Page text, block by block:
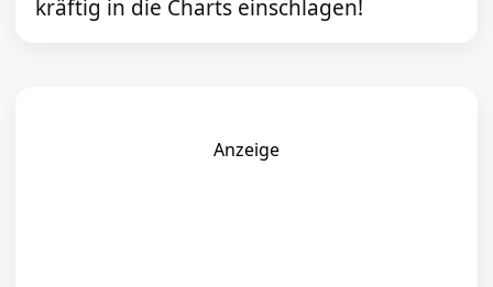
kräftig in die Charts einschlagen!
Anzeige